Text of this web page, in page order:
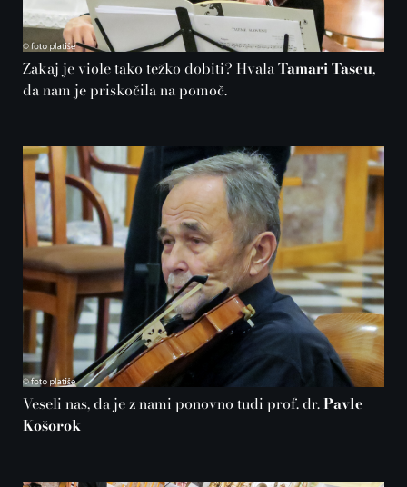
Zakaj je viole tako težko dobiti? HvalaTamari Taseu,
da nam je priskočila na pomoč.
Veseli nas, da je z nami ponovno tudi prof. dr.Pavle
Košorok